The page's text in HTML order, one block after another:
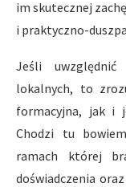
im skutecznej
i praktyczno-
Jeśli uwzględnić
lokalnych, to
formacyjna, jak i
Chodzi tu
ramach której
doświadczenia